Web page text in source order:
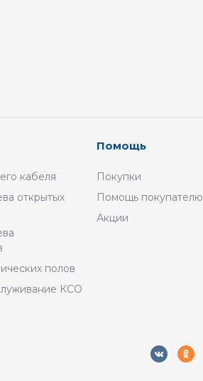
кабеля
открытых
полов
КСО
Помощь
Покупки
Помощь покупателю
Акции